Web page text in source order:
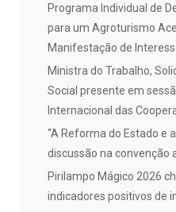
Programa Individual de
para um Agroturismo
Manifestação de
Ministra do Trabalho,
Social presente em
Internacional das
“A Reforma do Estado e
discussão na convenção
Pirilampo Mágico 2026
indicadores positivos de